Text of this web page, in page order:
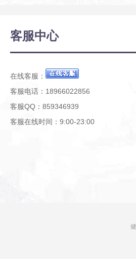
客服中心
在线客服：
客服电话：18966022856
客服QQ：859346939
客服在线时间：9:00-23:00